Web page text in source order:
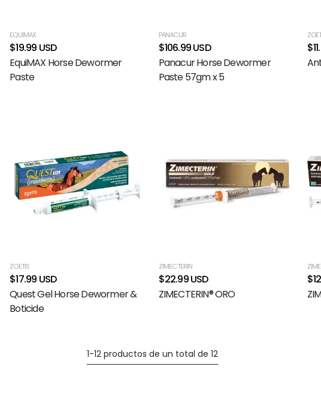
EQUIMAX
$19.99 USD
EquiMAX Horse Dewormer
Paste
PANACUR
$106.99 USD
Panacur Horse Dewormer
Paste 57gm x 5
ZOETIS
$17.99 USD
Quest Gel Horse Dewormer &
Boticide
ZIMECTERIN
$22.99 USD
ZIMECTERIN® ORO
1-12 productos de un total de 12